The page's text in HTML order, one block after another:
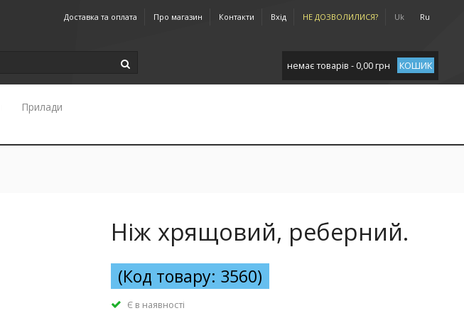
Доставка та оплата Про магазин Контакти Вхід НЕ ДОЗВОЛИЛИСЯ? Uk Ru
немає товарів - 0,00 грн КОШИК
Прилади
Ніж хрящовий, реберний.
(Код товару: 3560)
Є в наявності